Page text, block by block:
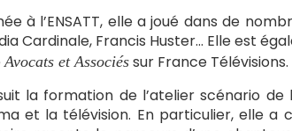
à l’ENSATT, elle a joué dans de
Cardinale, Francis Huster… Elle est
Avocats et Associéssur France Télévisions.
la formation de l’atelier scénario
et la télévision. En particulier, elle a